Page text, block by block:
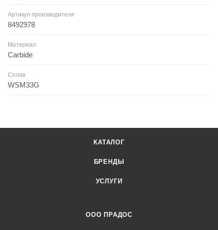
Артикул производителя
8492978
Материал
Carbide
Сплав
WSM33G
КАТАЛОГ
БРЕНДЫ
УСЛУГИ
ООО ПРАДОС